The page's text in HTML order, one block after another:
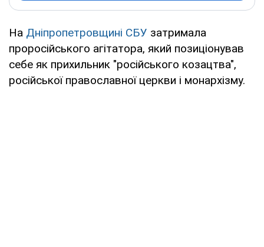
На Дніпропетровщині СБУ затримала
проросійського агітатора, який позиціонував
себе як прихильник "російського козацтва",
російської православної церкви і монархізму.